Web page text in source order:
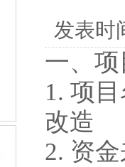
发表时
一、
1. 项
改造
2. 资